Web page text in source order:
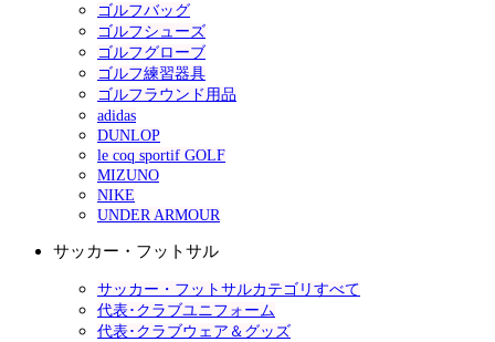
ゴルフバッグ
ゴルフシューズ
ゴルフグローブ
ゴルフ練習器具
ゴルフラウンド用品
adidas
DUNLOP
le coq sportif GOLF
MIZUNO
NIKE
UNDER ARMOUR
サッカー・フットサル
サッカー・フットサルカテゴリすべて
代表･クラブユニフォーム
代表･クラブウェア＆グッズ